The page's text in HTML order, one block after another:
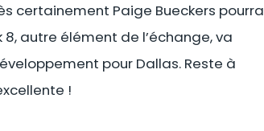
certainement Paige Bueckers pourra
autre élément de l’échange, va
pour Dallas. Reste à
!